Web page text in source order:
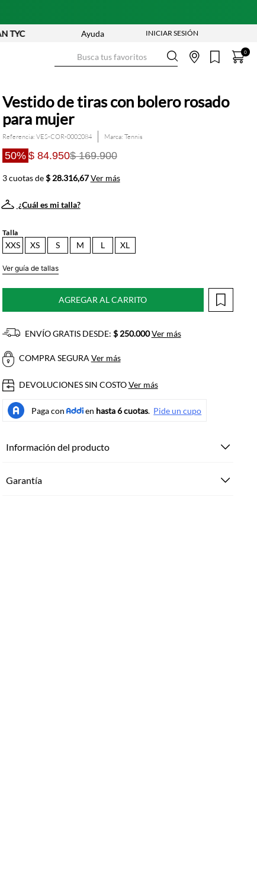
Ayuda
0
Vestido de tiras con bolero rosado
para mujer
Referencia: VES-COR-0002084 Tennis
50% $ 84.950$ 169.900
3 cuotas de$ 28.316,67 Ver más
¿Cuál es mi talla?
Talla
XXS XS S M L XL
Ver guía de tallas
AGREGAR AL CARRITO
ENVÍO GRATIS DESDE: $ 250.000 Ver más
COMPRA SEGURA Ver más
DEVOLUCIONES SIN COSTOVer más
Información del producto
Garantía